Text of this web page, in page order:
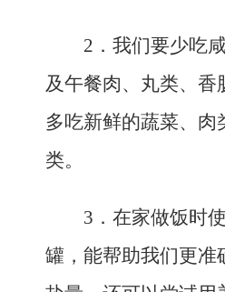
2． 我们要少吃
及午餐肉、丸类、香
多吃新鲜的蔬菜、肉
类。
3． 在家做饭时
罐，能帮助我们更准